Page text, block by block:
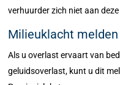
verhuurder zich niet aan
Milieuklacht melden
Als u overlast ervaart van
geluidsoverlast, kunt u dit